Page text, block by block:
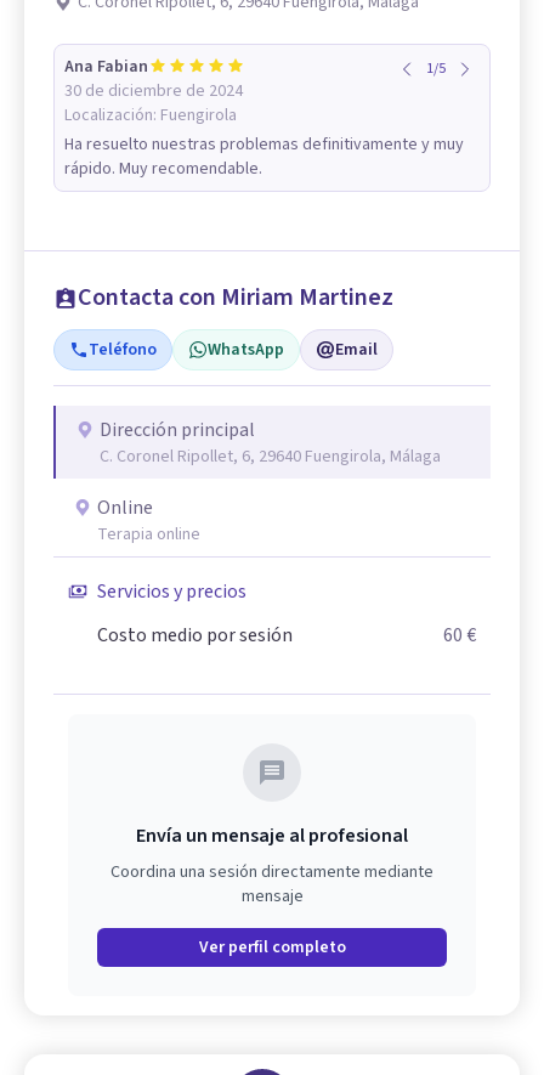
Ana Fabian
30 de diciembre de 2024
Localización: Fuengirola
1/5
Ha resuelto nuestras problemas definitivamente y muy
rápido. Muy recomendable.
Contacta con Miriam Martinez
Teléfono WhatsApp Email
Dirección principal
C. Coronel Ripollet, 6, 29640 Fuengirola, Málaga
Online
Terapia online
Servicios y precios
Costo medio por sesión
60 €
Envía un mensaje al profesional
Coordina una sesión directamente mediante
mensaje
Ver perfil completo